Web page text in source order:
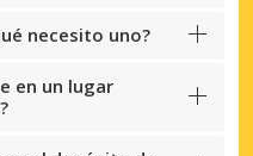
necesito uno?
en un lugar